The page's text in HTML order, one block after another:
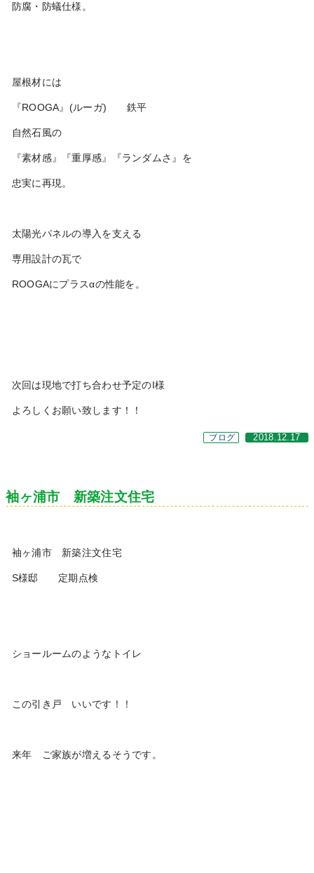
防腐・防蟻仕様。
屋根材には
『ROOGA』(ルーガ) 鉄平
自然石風の
『素材感』『重厚感』『ランダムさ』を
忠実に再現。
太陽光パネルの導入を支える
専用設計の瓦で
ROOGAにプラスαの性能を。
次回は現地で打ち合わせ予定のI様
よろしくお願い致します！！
ブログ 2018.12.17
袖ヶ浦市 新築注文住宅
袖ヶ浦市 新築注文住宅
S様邸 定期点検
ショールームのようなトイレ
この引き戸 いいです！！
来年 ご家族が増えるそうです。